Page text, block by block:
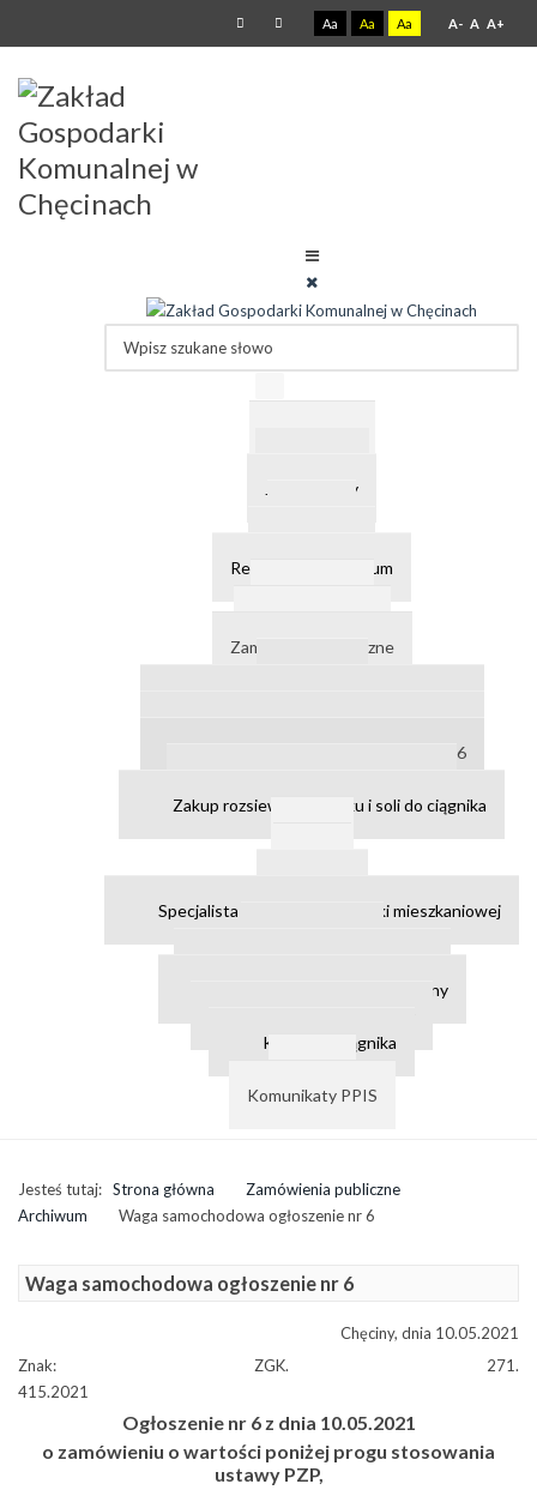
Aa Aa Aa A- A A+
Jakość wody
Regulamin- Archiwum
Zamówienia publiczne
Waga samochodowa ogłoszenie nr 6
Zakup rozsiewacza piasku i soli do ciągnika
Specjalista ds kadr i gospodarki mieszkaniowej
Konserwator ogólnobudowlany
Kierowca ciągnika
Komunikaty PPIS
Jesteś tutaj: Strona główna
Zamówienia publiczne
Archiwum
Waga samochodowa ogłoszenie nr 6
Waga samochodowa ogłoszenie nr 6
Chęciny, dnia 10.05.2021
Znak: ZGK. 271.
415.2021
Ogłoszenie nr 6 z dnia 10.05.2021
o zamówieniu o wartości poniżej progu stosowania
ustawy PZP,